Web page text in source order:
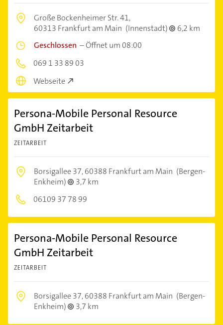
Große Bockenheimer Str. 41,
60313 Frankfurt am Main (Innenstadt)
6,2 km
Geschlossen –Öffnet um 08:00
069 1 33 89 03
Webseite
Persona-Mobile Personal Resource
GmbH Zeitarbeit
ZEITARBEIT
Borsigallee 37,60388 Frankfurt am Main (Bergen-
Enkheim)
3,7 km
06109 37 78 99
Persona-Mobile Personal Resource
GmbH Zeitarbeit
ZEITARBEIT
Borsigallee 37,60388 Frankfurt am Main (Bergen-
Enkheim)
3,7 km